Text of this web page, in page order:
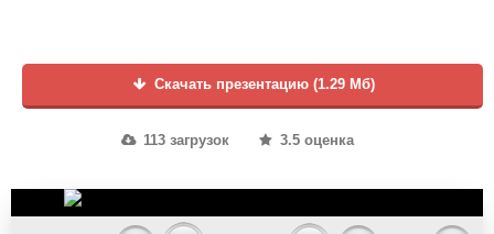
Скачать презентацию (1.29 Мб)
113 загрузок 3.5 оценка